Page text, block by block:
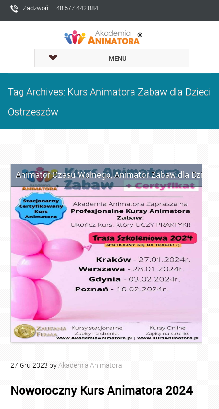
Zadzwoń + 48 577 442 884
MENU
Tag Archives: Kurs Animatora Zabaw dla Dzieci
Ostrzeszów
Animator Czasu Wolnego,Animator Zabaw dla Dzieci
27 Gru 2023 byAkademia Animatora
Noworoczny Kurs Animatora 2024